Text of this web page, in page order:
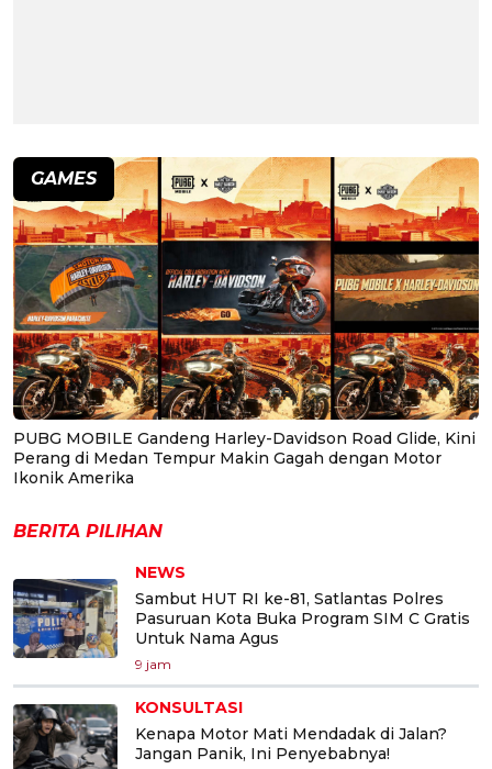
GAMES
PUBG MOBILE Gandeng Harley-Davidson Road Glide, Kini
Perang di Medan Tempur Makin Gagah dengan Motor
Ikonik Amerika
BERITA PILIHAN
NEWS
Sambut HUT RI ke-81, Satlantas Polres
Pasuruan Kota Buka Program SIM C Gratis
Untuk Nama Agus
9 jam
KONSULTASI
Kenapa Motor Mati Mendadak di Jalan?
Jangan Panik, Ini Penyebabnya!